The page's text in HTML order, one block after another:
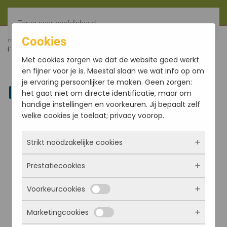
Terug naar hoofdinhoud
HOME FILTER
(10X10GR)
Linkedin
Cookies
Met cookies zorgen we dat de website goed werkt
en fijner voor je is. Meestal slaan we wat info op om
je ervaring persoonlijker te maken. Geen zorgen:
het gaat niet om directe identificatie, maar om
handige instellingen en voorkeuren. Jij bepaalt zelf
welke cookies je toelaat; privacy voorop.
Strikt noodzakelijke cookies
Deze cookies zorgen ervoor dat de website
überhaupt werkt. Ze zijn dus altijd actief en
kunnen niet worden uitgezet. Meestal worden
ze alleen geplaatst als jij iets doet, zoals
inloggen, een formulier invullen of je
Prestatiecookies
Met deze cookies zien we hoe vaak onze site
bezocht wordt, waar bezoekers vandaan
komen en welke pagina’s populair zijn. Zo
Voorkeurcookies
Deze cookies onthouden jouw voorkeuren.
Marketingcookies